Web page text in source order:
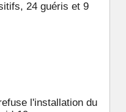
24 guéris et 9
l'installation du